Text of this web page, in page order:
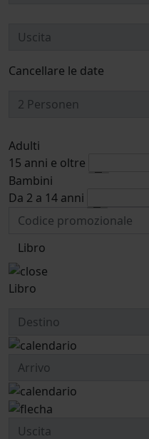
Cancellare le date
Adulti
15 anni e oltre
Bambini
Da 2 a 14 anni
Libro
Libro